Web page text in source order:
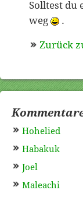
Solltest du
weg
.
Zurück
Hohelied
Habakuk
Joel
Maleachi